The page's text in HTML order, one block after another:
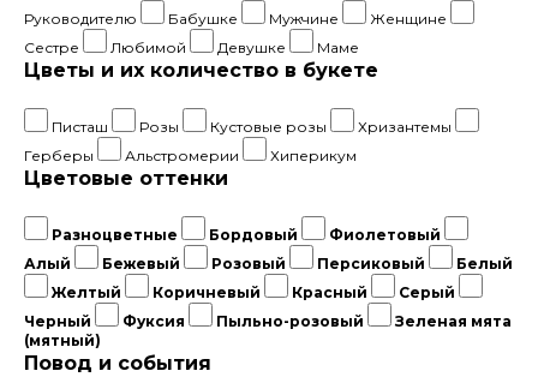
Руководителю
Бабушке Мужчине
Женщине
Сестре
Любимой Девушке Маме
Цветы и их количество в букете
Писташ Розы Кустовые розы
Хризантемы
Герберы
Альстромерии Хиперикум
Цветовые оттенки
Разноцветные Бордовый
Фиолетовый
Алый
Бежевый Розовый Персиковый
Белый
Желтый
Коричневый Красный
Серый
Черный
Фуксия Пыльно-розовый
Зеленая мята
(мятный)
Повод и события